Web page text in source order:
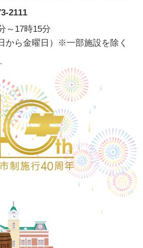
2111
～17時15分
から金曜日）※一部施設を除く
ワイン樽